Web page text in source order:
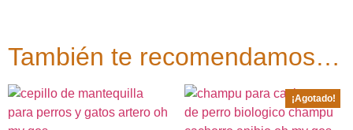
También te recomendamos…
¡Agotado!